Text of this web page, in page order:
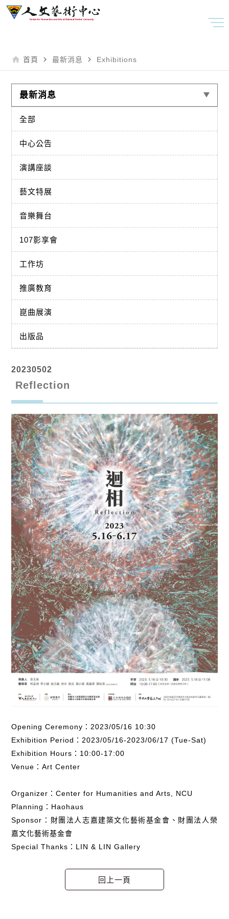
home 首頁 navigate_next 最新消息 navigate_next Exhibitions
最新消息
全部
中心公告
演講座談
藝文特展
音樂舞台
107影享會
工作坊
推廣教育
崑曲展演
出版品
20230502
Reflection
Opening Ceremony：2023/05/16 10:30
Exhibition Period：2023/05/16-2023/06/17 (Tue-Sat)
Exhibition Hours：10:00-17:00
Venue：Art Center
Organizer：Center for Humanities and Arts, NCU
Planning：Haohaus
Sponsor：財團法人志嘉建築文化藝術基金會、財團法人榮
嘉文化藝術基金會
Special Thanks：LIN & LIN Gallery